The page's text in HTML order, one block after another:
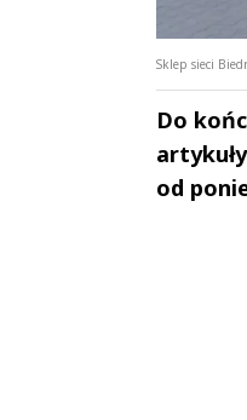
Sklep sieci
Do
od